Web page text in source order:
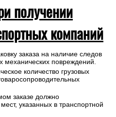
получении
компаний
заказа на наличие следов
повреждений.
количество грузовых
заказе должно
указанных в транспортной